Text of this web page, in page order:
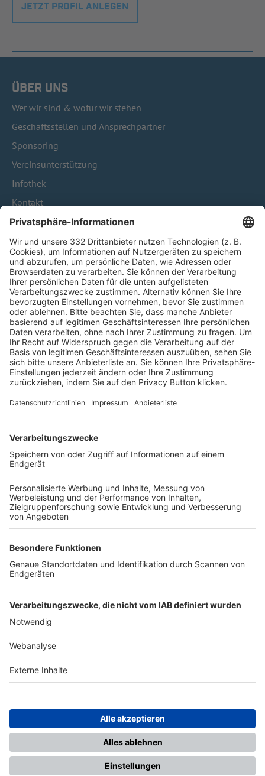
JETZT PROFIL ANLEGEN
ÜBER UNS
Wer wir sind & wofür wir stehen
Geschäftsstellen und Ansprechpartner
Sponsoring
Vereinsunterstützung
Infothek
Kontakt
HÄUFIG BESUCHTE SEITEN
Pässe und Vereinswechsel
Trainerausbildung
Schulungsangebot Vereinsmitarbeiter
BFV-Geschäftsstellen
Trainerbörse
Login SpielPlus
FOLGE DEM BFV
TOP-VEREINE
TOP-PARTNER
Nutzungsbedingungen Datenschutz Impressum